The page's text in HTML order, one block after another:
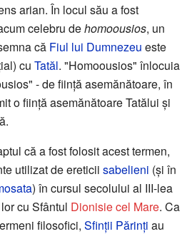
arian. În locul său a fost
celebru dehomoousios, un
că Fiul lui Dumnezeu este
cu Tatăl. "Homoousios" înlocuia
- de ființă asemănătoare, în
o ființă asemănătoare Tatălui și
că a fost folosit acest termen,
utilizat de ereticii sabelieni (și în
) în cursul secolului al III-lea
cu Sfântul Dionisie cel Mare. Ca
filosofici, Sfinții Părinți au